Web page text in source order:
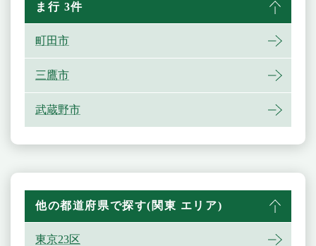
ま行 3件
町田市
三鷹市
武蔵野市
他の都道府県で探す(関東 エリア)
東京23区